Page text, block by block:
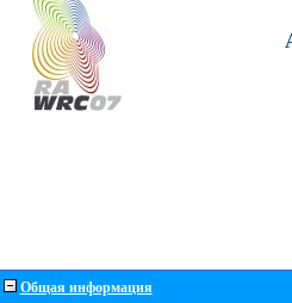
Общая информация